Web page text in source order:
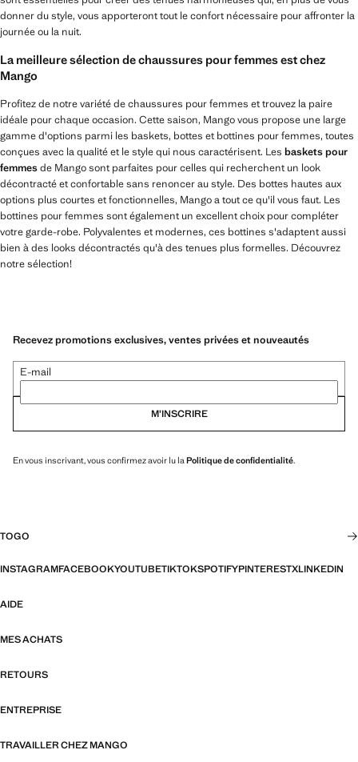
donner du style, vous apporteront tout le confort nécessaire pour affronter la
journée ou la nuit.
La meilleure sélection de chaussures pour femmes est chez
Mango
Profitez de notre variété de chaussures pour femmes et trouvez la paire
idéale pour chaque occasion. Cette saison, Mango vous propose une large
gamme d'options parmi les baskets, bottes et bottines pour femmes, toutes
conçues avec la qualité et le style qui nous caractérisent. Les baskets pour
femmesde Mango sont parfaites pour celles qui recherchent un look
décontracté et confortable sans renoncer au style. Des bottes hautes aux
options plus courtes et fonctionnelles, Mango a tout ce qu'il vous faut. Les
bottines pour femmes sont également un excellent choix pour compléter
votre garde-robe. Polyvalentes et modernes, ces bottines s'adaptent aussi
bien à des looks décontractés qu'à des tenues plus formelles. Découvrez
notre sélection!
Recevez promotions exclusives, ventes privées et nouveautés
E-mail
M’INSCRIRE
En vous inscrivant, vous confirmez avoir lu laPolitique de confidentialité.
TOGO
INSTAGRAMFACEBOOKYOUTUBETIKTOKSPOTIFYPINTERESTXLINKEDIN
AIDE
MES ACHATS
RETOURS
ENTREPRISE
TRAVAILLER CHEZ MANGO